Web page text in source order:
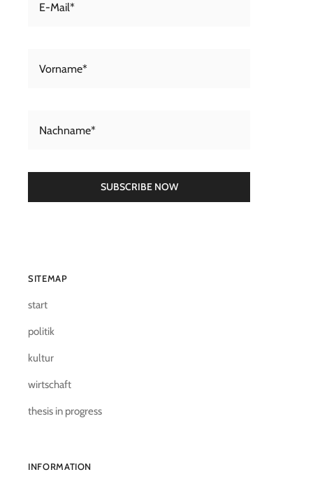
SUBSCRIBE NOW
SITEMAP
start
politik
kultur
wirtschaft
thesis in progress
INFORMATION